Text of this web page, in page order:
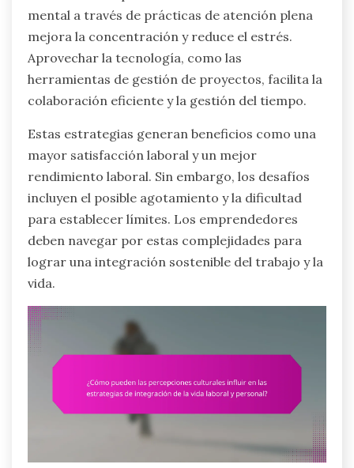
mental a través de prácticas de atención plena
mejora la concentración y reduce el estrés.
Aprovechar la tecnología, como las
herramientas de gestión de proyectos, facilita la
colaboración eficiente y la gestión del tiempo.
Estas estrategias generan beneficios como una
mayor satisfacción laboral y un mejor
rendimiento laboral. Sin embargo, los desafíos
incluyen el posible agotamiento y la dificultad
para establecer límites. Los emprendedores
deben navegar por estas complejidades para
lograr una integración sostenible del trabajo y la
vida.